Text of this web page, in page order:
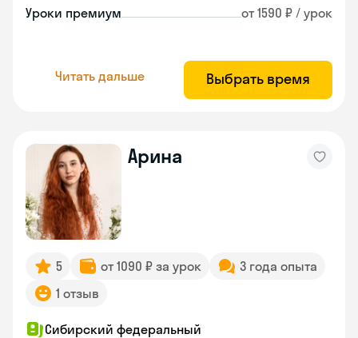
Уроки премиум от 1590 ₽ / урок
Читать дальше Выбрать время
Арина
5 от 1090 ₽ за урок
3 года опыта
1 отзыв
Сибирский федеральный